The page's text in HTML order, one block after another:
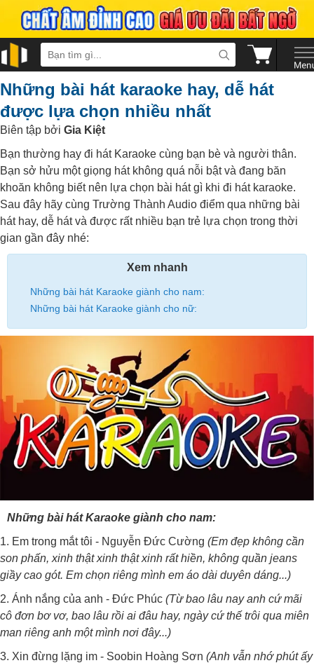
Những bài hát karaoke hay, dễ hát
được lựa chọn nhiều nhất
Biên tập bởi Gia Kiệt
Bạn thường hay đi hát Karaoke cùng bạn bè và người thân.
Bạn sở hửu một giọng hát không quá nỗi bật và đang băn
khoăn không biết nên lựa chọn bài hát gì khi đi hát karaoke.
Sau đây hãy cùng Trường Thành Audio điểm qua những bài
hát hay, dễ hát và được rất nhiều bạn trẻ lựa chọn trong thời
gian gần đây nhé:
Xem nhanh
Những bài hát Karaoke giành cho nam:
Những bài hát Karaoke giành cho nữ:
Những bài hát Karaoke giành cho nam:
1. Em trong mắt tôi - Nguyễn Đức Cường (Em đẹp không cần
son phấn, xinh thật xinh thật xinh rất hiền, không quần jeans
giầy cao gót. Em chọn riêng mình em áo dài duyên dáng...)
2. Ánh nắng của anh - Đức Phúc (Từ bao lâu nay anh cứ mãi
cô đơn bơ vơ, bao lâu rồi ai đâu hay, ngày cứ thế trôi qua miên
man riêng anh một mình nơi đây...)
3. Xin đừng lặng im - Soobin Hoàng Sơn (Anh vẫn nhớ phút ấy